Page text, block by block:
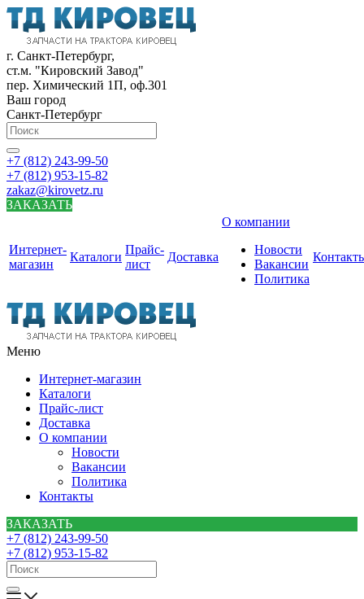
г. Санкт-Петербург,
ст.м. "Кировский Завод"
пер. Химический 1П, оф.301
Ваш город
Санкт-Петербург
+7 (812) 243-99-50
+7 (812) 953-15-82
zakaz@kirovetz.ru
ЗАКАЗАТЬ
Интернет-
магазин
Каталоги
Прайс-
лист
Доставка
О компании
Новости
Вакансии
Политика
Меню
Интернет-магазин
Каталоги
Прайс-лист
Доставка
О компании
Новости
Вакансии
Политика
Контакты
ЗАКАЗАТЬ
+7 (812) 243-99-50
+7 (812) 953-15-82